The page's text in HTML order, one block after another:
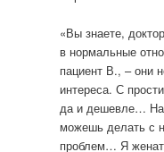
«Вы знаете,
в нормальные
пациент В., – они
интереса. С
да и дешевле… На
можешь делать с
проблем… Я